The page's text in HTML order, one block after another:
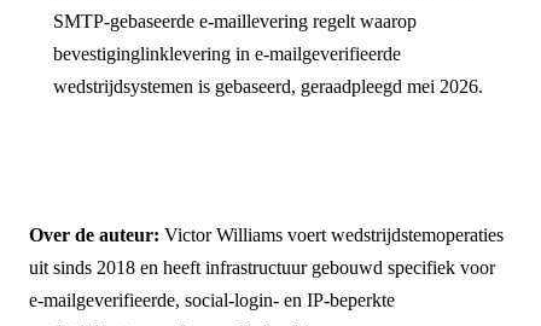
SMTP-gebaseerde e-maillevering regelt waarop
bevestiginglinklevering in e-mailgeverifieerde
wedstrijdsystemen is gebaseerd, geraadpleegd mei 2026.
Over de auteur: Victor Williams voert wedstrijdstemoperaties
uit sinds 2018 en heeft infrastructuur gebouwd specifiek voor
e-mailgeverifieerde, social-login- en IP-beperkte